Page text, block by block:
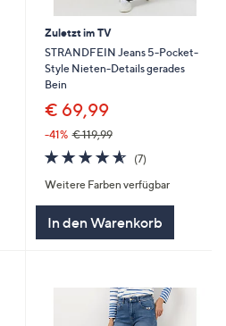
Zuletzt im TV
STRANDFEIN Jeans 5-Pocket-
Style Nieten-Details gerades
Bein
€ 69,99
-41% € 119,99
4.6
von
5
(7)7
Weitere Farben verfügbar
In den Warenkorb